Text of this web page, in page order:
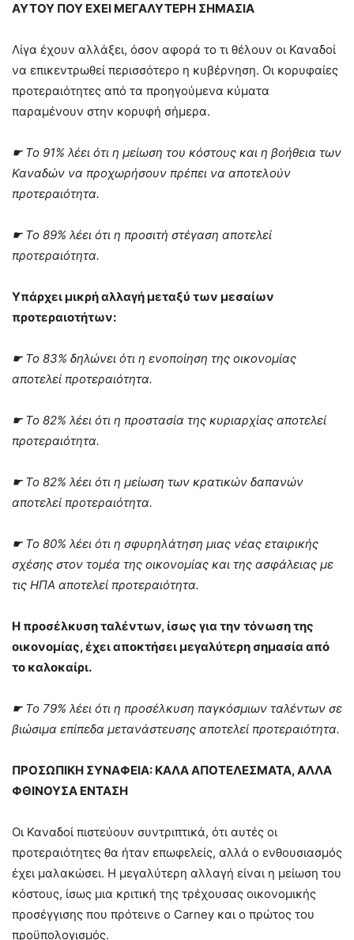
ΑΥΤΟΥ ΠΟΥ ΕΧΕΙ ΜΕΓΑΛΥΤΕΡΗ ΣΗΜΑΣΙΑ
Λίγα έχουν αλλάξει, όσον αφορά το τι θέλουν οι Καναδοί
να επικεντρωθεί περισσότερο η κυβέρνηση. Οι κορυφαίες
προτεραιότητες από τα προηγούμενα κύματα
παραμένουν στην κορυφή σήμερα.
☛ Το 91% λέει ότι η μείωση του κόστους και η βοήθεια των
Καναδών να προχωρήσουν πρέπει να αποτελούν
προτεραιότητα.
☛ Το 89% λέει ότι η προσιτή στέγαση αποτελεί
προτεραιότητα.
Υπάρχει μικρή αλλαγή μεταξύ των μεσαίων
προτεραιοτήτων:
☛ Το 83% δηλώνει ότι η ενοποίηση της οικονομίας
αποτελεί προτεραιότητα.
☛ Το 82% λέει ότι η προστασία της κυριαρχίας αποτελεί
προτεραιότητα.
☛ Το 82% λέει ότι η μείωση των κρατικών δαπανών
αποτελεί προτεραιότητα.
☛ Το 80% λέει ότι η σφυρηλάτηση μιας νέας εταιρικής
σχέσης στον τομέα της οικονομίας και της ασφάλειας με
τις ΗΠΑ αποτελεί προτεραιότητα.
Η προσέλκυση ταλέντων, ίσως για την τόνωση της
οικονομίας, έχει αποκτήσει μεγαλύτερη σημασία από
το καλοκαίρι.
☛ Το 79% λέει ότι η προσέλκυση παγκόσμιων ταλέντων σε
βιώσιμα επίπεδα μετανάστευσης αποτελεί προτεραιότητα.
ΠΡΟΣΩΠΙΚΗ ΣΥΝΑΦΕΙΑ: ΚΑΛΑ ΑΠΟΤΕΛΕΣΜΑΤΑ, ΑΛΛΑ
ΦΘΙΝΟΥΣΑ ΕΝΤΑΣΗ
Οι Καναδοί πιστεύουν συντριπτικά, ότι αυτές οι
προτεραιότητες θα ήταν επωφελείς, αλλά ο ενθουσιασμός
έχει μαλακώσει. Η μεγαλύτερη αλλαγή είναι η μείωση του
κόστους, ίσως μια κριτική της τρέχουσας οικονομικής
προσέγγισης που πρότεινε ο Carney και ο πρώτος του
προϋπολογισμός.